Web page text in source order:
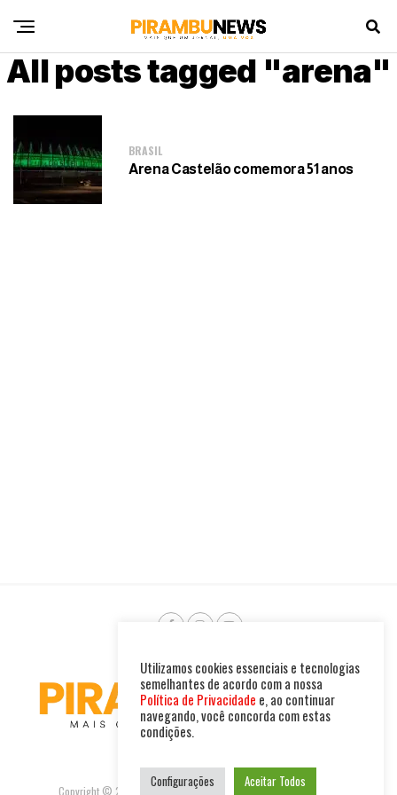
All posts tagged "arena"
BRASIL
Arena Castelão comemora 51 anos
Copyright © 2025. Todos os direitos reservados. PIRAMBU NEWS
Utilizamos cookies essenciais e tecnologias
semelhantes de acordo com a nossa
Política de Privacidade e, ao continuar
navegando, você concorda com estas
condições.
Configurações Aceitar Todos